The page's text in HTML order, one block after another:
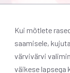
Kui mõtlete
saamisele,
värvivärvi
väikese lapsega